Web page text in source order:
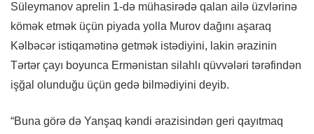
Süleymanov aprelin 1-də mühasirədə qalan ailə üzvlərinə
kömək etmək üçün piyada yolla Murov dağını aşaraq
Kəlbəcər istiqamətinə getmək istədiyini, lakin ərazinin
Tərtər çayı boyunca Ermənistan silahlı qüvvələri tərəfindən
işğal olunduğu üçün gedə bilmədiyini deyib.
“Buna görə də Yanşaq kəndi ərazisindən geri qayıtmaq